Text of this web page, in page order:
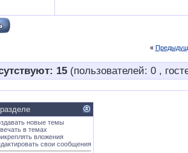
«
15 (пользователей: 0 ,
новые темы
в темах
вложения
свои сообщения